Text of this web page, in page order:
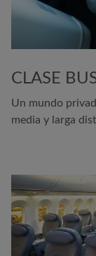
CLASE
Un mundo
media y larga